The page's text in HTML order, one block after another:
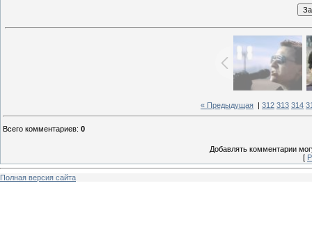
« Предыдущая 312 313 314
Всего комментариев: 0
Добавлять комментарии
[
Полная версия сайта